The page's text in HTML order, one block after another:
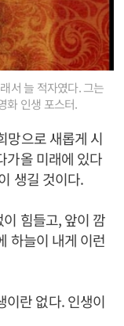
서 늘 적자였다. 그는
화 인생 포스터.
망으로 새롭게 시
가올 미래에 있다
생길 것이다.
힘들고, 앞이 깜
하늘이 내게 이런
이란 없다. 인생이